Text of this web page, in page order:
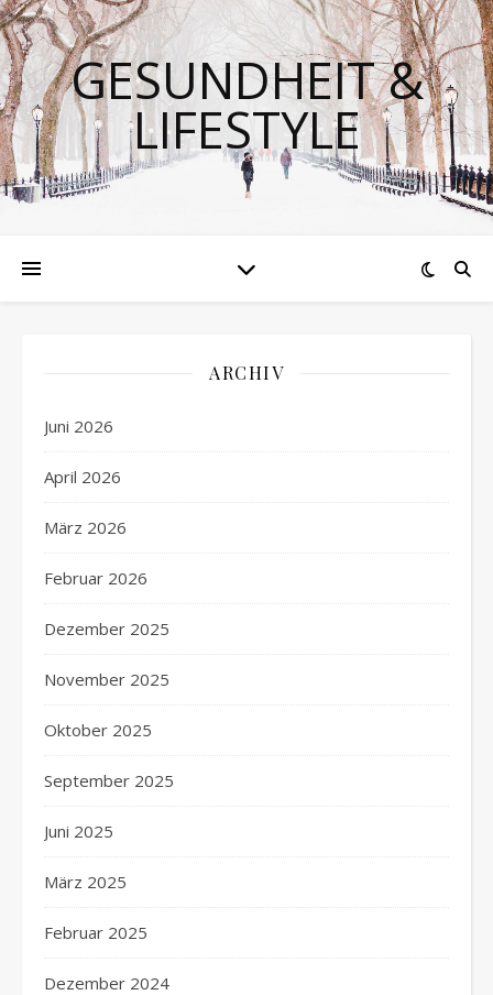
GESUNDHEIT &
LIFESTYLE
ARCHIV
Juni 2026
April 2026
März 2026
Februar 2026
Dezember 2025
November 2025
Oktober 2025
September 2025
Juni 2025
März 2025
Februar 2025
Dezember 2024